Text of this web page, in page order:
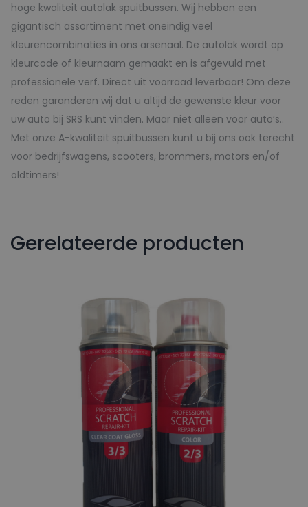
hoge kwaliteit autolak spuitbussen. Wij hebben een
gigantisch assortiment met oneindig veel
kleurencombinaties in ons arsenaal. De autolak wordt op
kleurcode of kleurnaam gemaakt en is afgevuld met
professionele verf. Direct uit voorraad leverbaar! Om deze
reden garanderen wij dat u altijd de gewenste kleur voor
uw auto bij SRS kunt vinden. Maar niet alleen voor auto’s..
Met onze A-kwaliteit spuitbussen kunt u bij ons ook terecht
voor bedrijfswagens, scooters, brommers, motors en/of
oldtimers!
Gerelateerde producten